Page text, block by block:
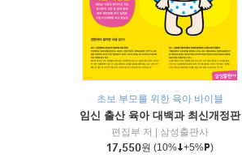
초보 부모를 위한 육아 바이블
임신 출산 육아 대백과 최신개정판
편집부 저
삼성출판사
17,550원 (10% +5% )